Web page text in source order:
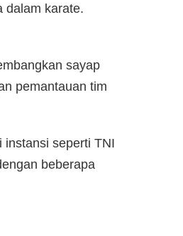
dalam karate.
sayap
pemantauan tim
instansi seperti TNI
beberapa